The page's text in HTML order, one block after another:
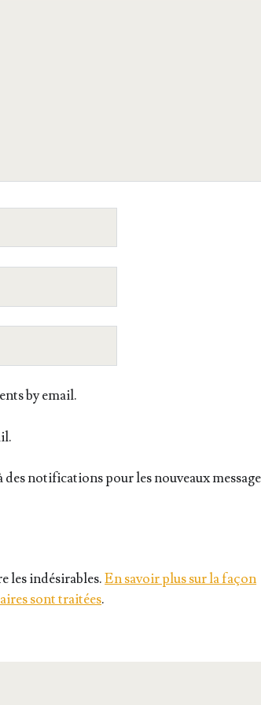
by email.
notifications pour les nouveaux
les indésirables.En savoir plus sur la façon
sont traitées.